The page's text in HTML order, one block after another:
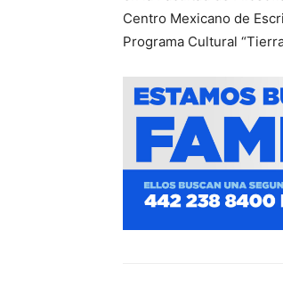
Centro Mexicano de
Programa Cultural